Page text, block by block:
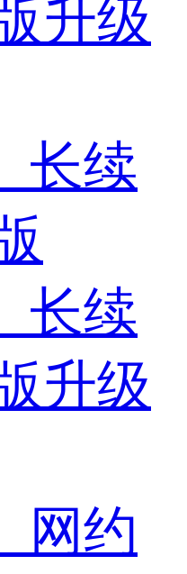
升级
长续
长续
升级
网约